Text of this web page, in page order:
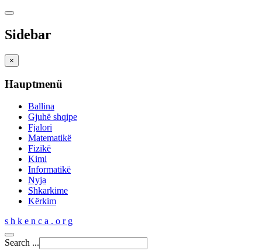
Sidebar
×
Hauptmenü
Ballina
Gjuhë shqipe
Fjalori
Matematikë
Fizikë
Kimi
Informatikë
Nyja
Shkarkime
Kërkim
s h k e n c a . o r g
Search ...